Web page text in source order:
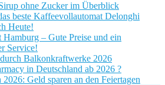
ohne Zucker im Überblick
beste Kaffeevollautomat Delonghi
Heute!
Hamburg – Gute Preise und ein
Service!
Balkonkraftwerke 2026
in Deutschland ab 2026 ?
2026: Geld sparen an den Feiertagen